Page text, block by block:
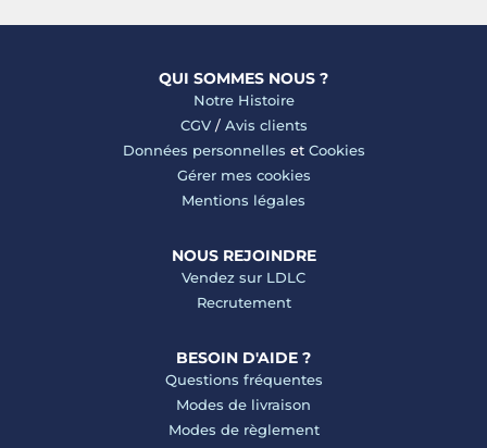
QUI SOMMES NOUS ?
Notre Histoire
CGV/ Avis clients
Données personnelles et Cookies
Gérer mes cookies
Mentions légales
NOUS REJOINDRE
Vendez sur LDLC
Recrutement
BESOIN D'AIDE ?
Questions fréquentes
Modes de livraison
Modes de règlement